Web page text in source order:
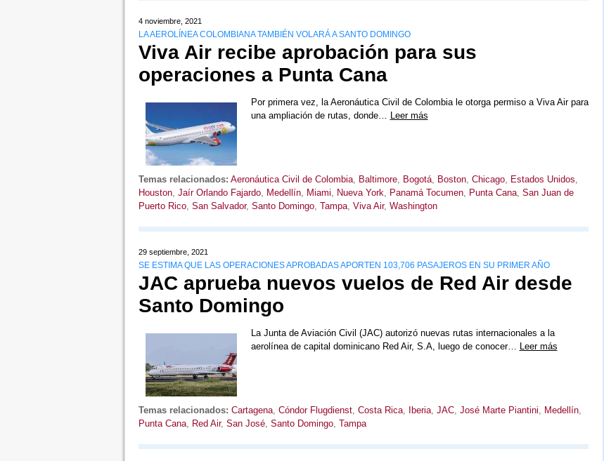
4 noviembre, 2021
LA AEROLÍNEA COLOMBIANA TAMBIÉN VOLARÁ A SANTO DOMINGO
Viva Air recibe aprobación para sus
operaciones a Punta Cana
Por primera vez, la Aeronáutica Civil de Colombia le otorga permiso a Viva Air para
una ampliación de rutas, donde… Leer más
Temas relacionados: Aeronáutica Civil de Colombia, Baltimore, Bogotá, Boston, Chicago, Estados Unidos,
Houston, Jaír Orlando Fajardo, Medellín, Miami, Nueva York, Panamá Tocumen, Punta Cana, San Juan de
Puerto Rico, San Salvador, Santo Domingo, Tampa, Viva Air, Washington
29 septiembre, 2021
SE ESTIMA QUE LAS OPERACIONES APROBADAS APORTEN 103,706 PASAJEROS EN SU PRIMER AÑO
JAC aprueba nuevos vuelos de Red Air desde
Santo Domingo
La Junta de Aviación Civil (JAC) autorizó nuevas rutas internacionales a la
aerolínea de capital dominicano Red Air, S.A, luego de conocer… Leer más
Temas relacionados: Cartagena, Cóndor Flugdienst, Costa Rica, Iberia, JAC, José Marte Piantini, Medellín,
Punta Cana, Red Air, San José, Santo Domingo, Tampa